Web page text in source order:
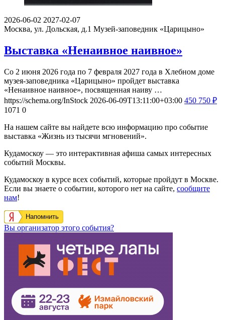
2026-06-02 2027-02-07
Москва, ул. Дольская, д.1 Музей-заповедник «Царицыно»
Выставка «Ненаивное наивное»
Со 2 июня 2026 года по 7 февраля 2027 года в Хлебном доме
музея-заповедника «Царицыно» пройдет выставка
«Ненаивное наивное», посвященная наиву …
https://schema.org/InStock 2026-06-09T13:11:00+03:00 450 750 ₽
1071 0
На нашем сайте вы найдете всю информацию про событие
выставка «Жизнь из тысячи мгновений».
Кудамоскоу — это интерактивная афиша самых интересных
событий Москвы.
Кудамоскоу в курсе всех событий, которые пройдут в Москве.
Если вы знаете о событии, которого нет на сайте, сообщите
нам!
Напомнить
Вы организатор этого события?